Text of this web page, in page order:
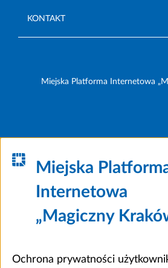
KONTAKT
Miejska Platforma Internetowa
Miejska
Internetowa
„Magiczny
Ochrona prywatności